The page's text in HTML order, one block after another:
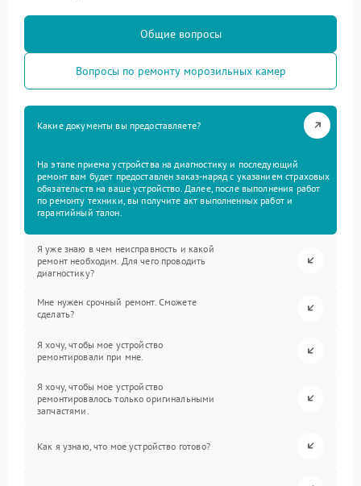
Общие вопросы
Вопросы по ремонту морозильных камер
Какие документы вы предоставляете?
На этапе приема устройства на диагностику и последующий
ремонт вам будет предоставлен заказ-наряд с указанием страховых
обязательств на ваше устройство. Далее, после выполнения работ
по ремонту техники, вы получите акт выполненных работ и
гарантийный талон.
Я уже знаю в чем неисправность и какой
ремонт необходим. Для чего проводить
диагностику?
Мне нужен срочный ремонт. Сможете
сделать?
Я хочу, чтобы мое устройство
ремонтировали при мне.
Я хочу, чтобы мое устройство
ремонтировалось только оригинальными
запчастями.
Как я узнаю, что мое устройство готово?